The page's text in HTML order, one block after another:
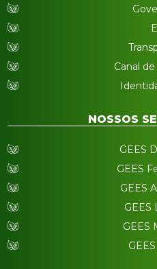
Canal
NOSSOS
GEES
GEES
GEES
GEES
GEES